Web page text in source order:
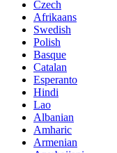
Czech
Afrikaans
Swedish
Polish
Basque
Catalan
Esperanto
Hindi
Lao
Albanian
Amharic
Armenian